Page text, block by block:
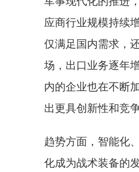
应商行业规模持续
仅满足国内需求，
场，出口业务逐年
内的企业也在不断
出更具创新性和竞
趋势方面，智能化
化成为战术装备的